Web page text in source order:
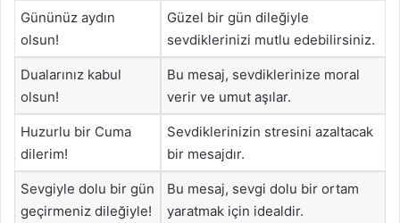
Gününüz aydın
olsun!
Güzel bir gün dileğiyle
sevdiklerinizi mutlu edebilirsiniz.
Dualarınız kabul
olsun!
Bu mesaj, sevdiklerinize moral
verir ve umut aşılar.
Huzurlu bir Cuma
dilerim!
Sevdiklerinizin stresini azaltacak
bir mesajdır.
Sevgiyle dolu bir gün
geçirmeniz dileğiyle!
Bu mesaj, sevgi dolu bir ortam
yaratmak için idealdir.